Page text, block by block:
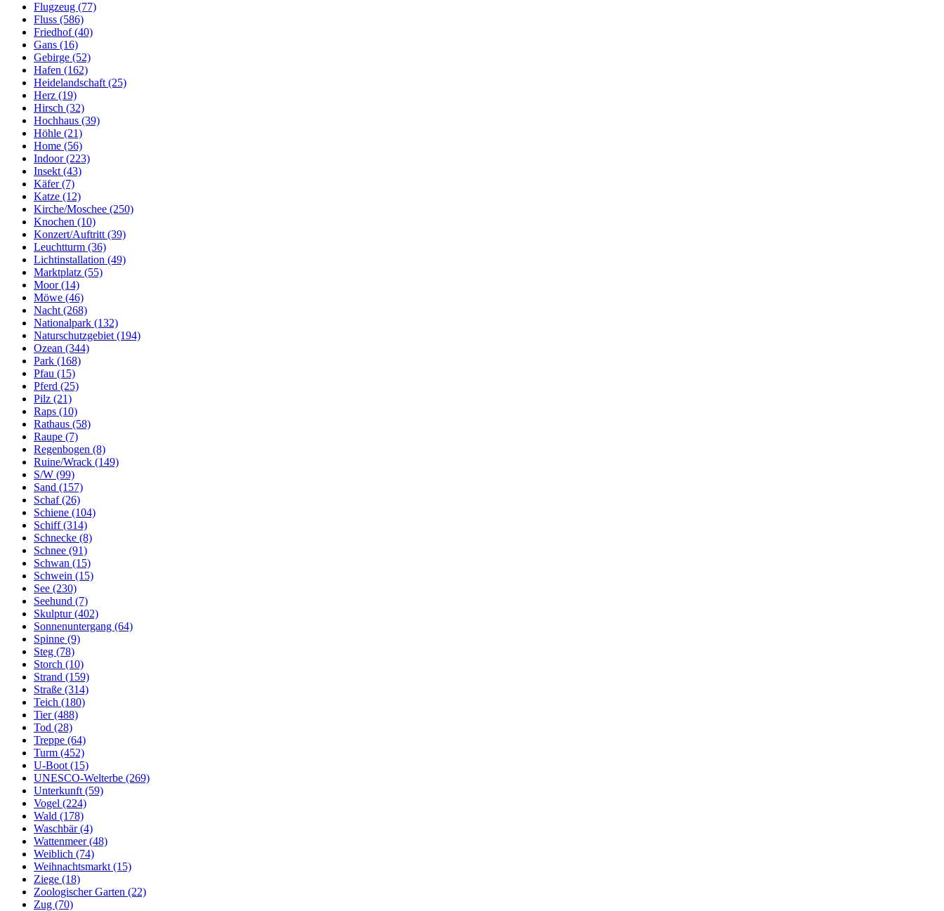
Flugzeug (77)
Fluss (586)
Friedhof (40)
Gans (16)
Gebirge (52)
Hafen (162)
Heidelandschaft (25)
Herz (19)
Hirsch (32)
Hochhaus (39)
Höhle (21)
Home (56)
Indoor (223)
Insekt (43)
Käfer (7)
Katze (12)
Kirche/Moschee (250)
Knochen (10)
Konzert/Auftritt (39)
Leuchtturm (36)
Lichtinstallation (49)
Marktplatz (55)
Moor (14)
Möwe (46)
Nacht (268)
Nationalpark (132)
Naturschutzgebiet (194)
Ozean (344)
Park (168)
Pfau (15)
Pferd (25)
Pilz (21)
Raps (10)
Rathaus (58)
Raupe (7)
Regenbogen (8)
Ruine/Wrack (149)
S/W (99)
Sand (157)
Schaf (26)
Schiene (104)
Schiff (314)
Schnecke (8)
Schnee (91)
Schwan (15)
Schwein (15)
See (230)
Seehund (7)
Skulptur (402)
Sonnenuntergang (64)
Spinne (9)
Steg (78)
Storch (10)
Strand (159)
Straße (314)
Teich (180)
Tier (488)
Tod (28)
Treppe (64)
Turm (452)
U-Boot (15)
UNESCO-Welterbe (269)
Unterkunft (59)
Vogel (224)
Wald (178)
Waschbär (4)
Wattenmeer (48)
Weiblich (74)
Weihnachtsmarkt (15)
Ziege (18)
Zoologischer Garten (22)
Zug (70)